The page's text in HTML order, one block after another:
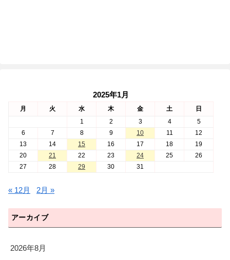
2025年1月
月 火 水 木 金 土
日
1
2 3 4
5
6
7 8 9 10 11
12
13
14 15 16 17 18
19
20
21 22 23 24 25
26
27
28 29 30 31
« 12月 2月 »
アーカイブ
2026年8月